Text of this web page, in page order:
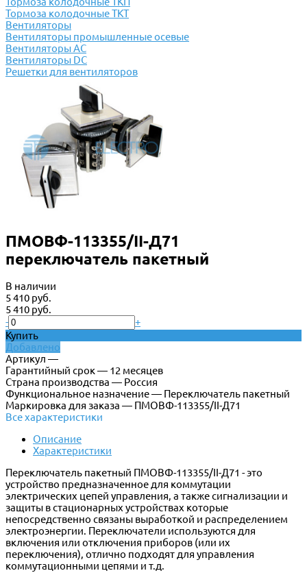
Тормоза колодочные ТКТ
Вентиляторы
Вентиляторы промышленные осевые
Вентиляторы АС
Вентиляторы DC
Решетки для вентиляторов
ПМОВФ-113355/II-Д71
переключатель пакетный
В наличии
5 410 руб.
5 410 руб.
-
+
Купить
Добавлено
Артикул —
Гарантийный срок — 12 месяцев
Страна производства — Россия
Функциональное назначение — Переключатель пакетный
Маркировка для заказа — ПМОВФ-113355/II-Д71
Все характеристики
Описание
Характеристики
Переключатель пакетный ПМОВФ-113355/II-Д71 - это
устройство предназначенное для коммутации
электрических цепей управления, а также сигнализации и
защиты в стационарных устройствах которые
непосредственно связаны выработкой и распределением
электроэнергии. Переключатели используются для
включения или отключения приборов (или их
переключения), отлично подходят для управления
коммутационными цепями и т.д.